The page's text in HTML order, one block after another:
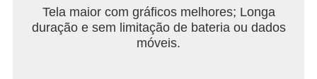
Tela maior com gráficos melhores; Longa
duração e sem limitação de bateria ou dados
móveis.